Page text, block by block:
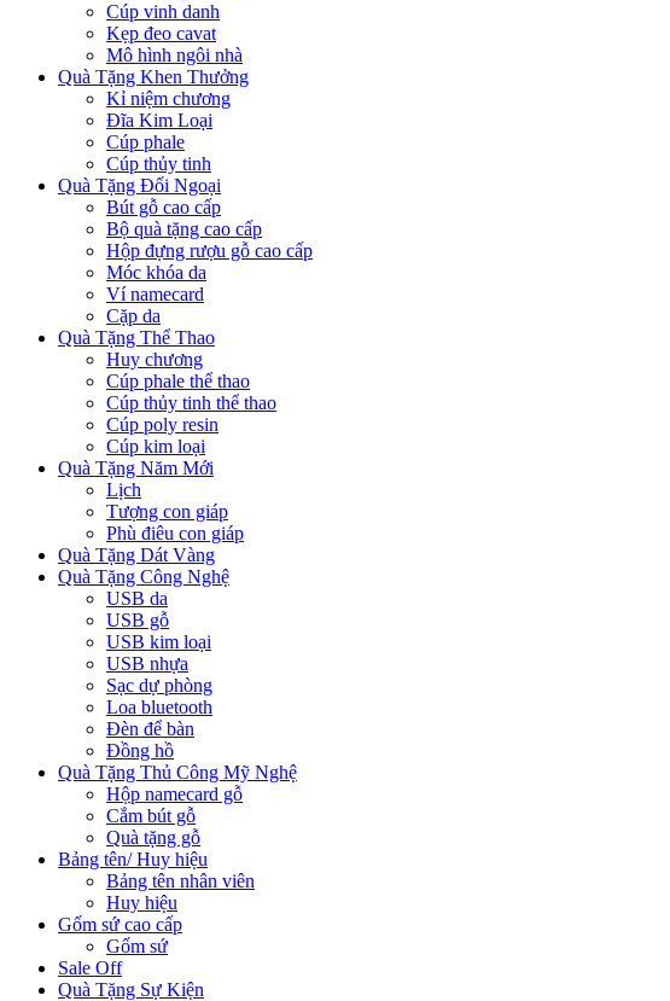
Cúp vinh danh
Kẹp đeo cavat
Mô hình ngôi nhà
Quà Tặng Khen Thưởng
Kỉ niệm chương
Đĩa Kim Loại
Cúp phale
Cúp thủy tinh
Quà Tặng Đối Ngoại
Bút gỗ cao cấp
Bộ quà tặng cao cấp
Hộp đựng rượu gỗ cao cấp
Móc khóa da
Ví namecard
Cặp da
Quà Tặng Thể Thao
Huy chương
Cúp phale thể thao
Cúp thủy tinh thể thao
Cúp poly resin
Cúp kim loại
Quà Tặng Năm Mới
Lịch
Tượng con giáp
Phù điêu con giáp
Quà Tặng Dát Vàng
Quà Tặng Công Nghệ
USB da
USB gỗ
USB kim loại
USB nhựa
Sạc dự phòng
Loa bluetooth
Đèn để bàn
Đồng hồ
Quà Tặng Thủ Công Mỹ Nghệ
Hộp namecard gỗ
Cắm bút gỗ
Quà tặng gỗ
Bảng tên/ Huy hiệu
Bảng tên nhân viên
Huy hiệu
Gốm sứ cao cấp
Gốm sứ
Sale Off
Quà Tặng Sự Kiện